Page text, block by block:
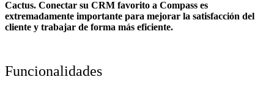
Cactus. Conectar su CRM favorito a Compass es
extremadamente importante para mejorar la satisfacción del
cliente y trabajar de forma más eficiente.
Funcionalidades